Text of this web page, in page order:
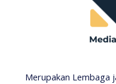
Merupakan Lembaga